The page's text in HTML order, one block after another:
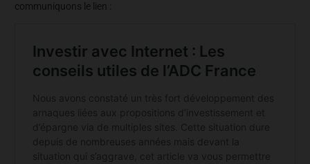
communiquons le lien :